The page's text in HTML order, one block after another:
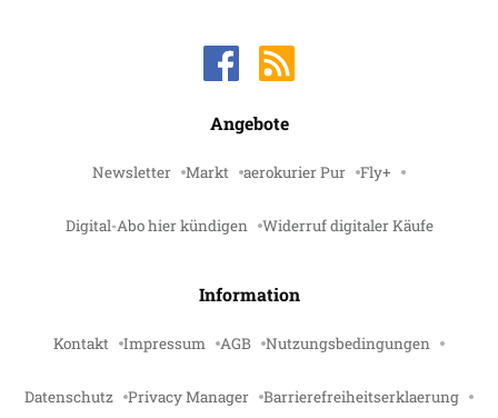
Angebote
Newsletter Markt aerokurier Pur Fly+
Digital-Abo hier kündigen Widerruf digitaler Käufe
Information
Kontakt Impressum AGB Nutzungsbedingungen
Datenschutz Privacy Manager Barrierefreiheitserklaerung